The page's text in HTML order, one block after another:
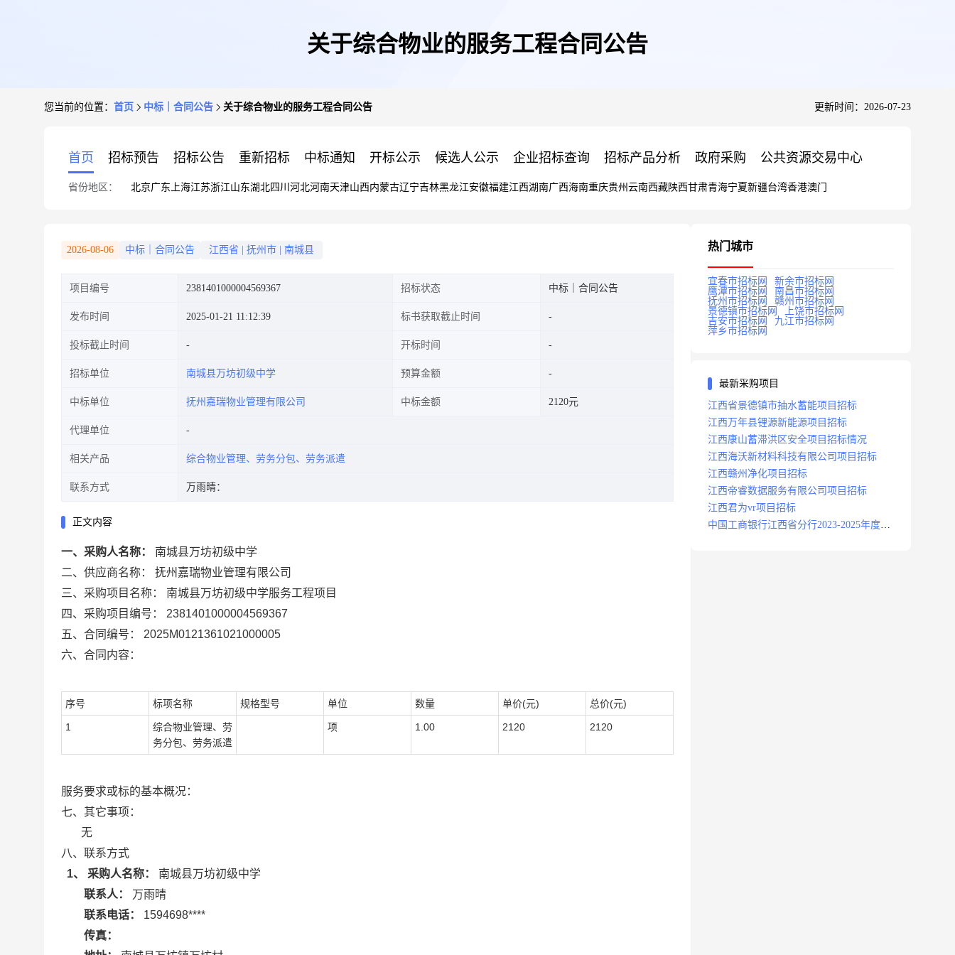
关于综合物业的服务工程合同公告
您当前的位置： 首页 中标｜合同公告 关于综合物业的服务工程合同公告 更新时间：2026-07-23
首页 招标预告 招标公告 重新招标 中标通知 开标公示 候选人公示 企业招标查询 招标产品分析 政府采购 公共资源交易中心
省份地区： 北京广东 上海江苏浙江山东湖北四川 河北河南天津山西内蒙古辽宁吉林黑龙江安徽福建江西湖南广西海南重庆贵州 云南西藏陕西甘肃青海宁夏新疆台湾香港澳门
2026-08-06 中标｜合同公告 江西省 抚州市 南城县
项目编号 2381401000004569367 招标状态 中标｜合同公告
发布时间 2025-01-21 11:12:39 标书获取截止时间
投标截止时间 开标时间
招标单位 南城县万坊初级中学 预算金额
中标单位 抚州嘉瑞物业管理有限公司 中标金额 2120元
代理单位
相关产品 综合物业管理、劳务分包、劳务派遣
联系方式 万雨晴：
正文内容
一、采购人名称：
南城县万坊初级中学
二、供应商名称：
抚州嘉瑞物业管理有限公司
三、采购项目名称：
南城县万坊初级中学服务工程项目
四、采购项目编号：
2381401000004569367
五、合同编号：
2025M0121361021000005
六、合同内容：
序号 标项名称 规格型号 单位 数量 单价(元) 总价(元)
1
综合物业管理、劳
务分包、劳务派遣
项 1.00 2120 2120
服务要求或标的基本概况：
七、其它事项：
无
八、联系方式
1、 采购人名称：
南城县万坊初级中学
联系人：
万雨晴
联系电话：
1594698****
传真：
热门城市
宜春市招标网
新余市招标网
鹰潭市招标网
南昌市招标网
抚州市招标网
赣州市招标网
景德镇市招标网
上饶市招标网
吉安市招标网
九江市招标网
萍乡市招标网
最新采购项目
江西省景德镇市抽水蓄能项目招标
江西万年县锂源新能源项目招标
江西康山蓄滞洪区安全项目招标情况
江西海沃新材料科技有限公司项目招标
江西赣州净化项目招标
江西帝睿数据服务有限公司项目招标
江西君为vr项目招标
中国工商银行江西省分行2023-2025年度补